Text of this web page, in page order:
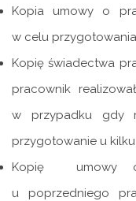
Kopia umowy o
w celu
Kopię świadectwa
pracownik
w przypadku gdy
przygotowanie u
Kopię umowy
u poprzedniego